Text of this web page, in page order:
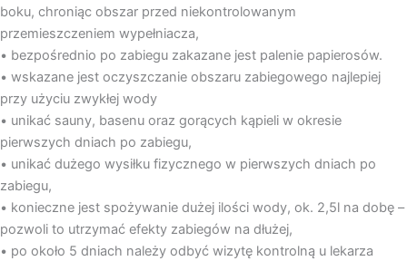
boku, chroniąc obszar przed niekontrolowanym
przemieszczeniem wypełniacza,
• bezpośrednio po zabiegu zakazane jest palenie papierosów.
• wskazane jest oczyszczanie obszaru zabiegowego najlepiej
przy użyciu zwykłej wody
• unikać sauny, basenu oraz gorących kąpieli w okresie
pierwszych dniach po zabiegu,
• unikać dużego wysiłku fizycznego w pierwszych dniach po
zabiegu,
• konieczne jest spożywanie dużej ilości wody, ok. 2,5l na dobę –
pozwoli to utrzymać efekty zabiegów na dłużej,
• po około 5 dniach należy odbyć wizytę kontrolną u lekarza